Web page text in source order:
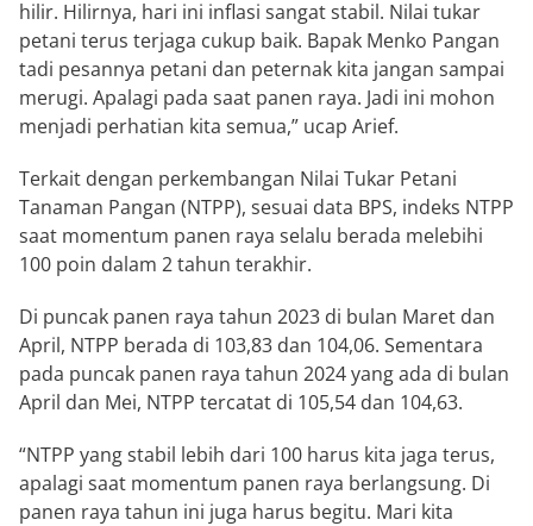
hilir. Hilirnya, hari ini inflasi sangat stabil. Nilai tukar
petani terus terjaga cukup baik. Bapak Menko Pangan
tadi pesannya petani dan peternak kita jangan sampai
merugi. Apalagi pada saat panen raya. Jadi ini mohon
menjadi perhatian kita semua,” ucap Arief.
Terkait dengan perkembangan Nilai Tukar Petani
Tanaman Pangan (NTPP), sesuai data BPS, indeks NTPP
saat momentum panen raya selalu berada melebihi
100 poin dalam 2 tahun terakhir.
Di puncak panen raya tahun 2023 di bulan Maret dan
April, NTPP berada di 103,83 dan 104,06. Sementara
pada puncak panen raya tahun 2024 yang ada di bulan
April dan Mei, NTPP tercatat di 105,54 dan 104,63.
“NTPP yang stabil lebih dari 100 harus kita jaga terus,
apalagi saat momentum panen raya berlangsung. Di
panen raya tahun ini juga harus begitu. Mari kita